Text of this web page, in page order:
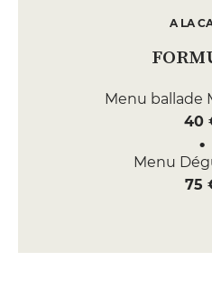
A LA
Menu ballade
40
Menu
75